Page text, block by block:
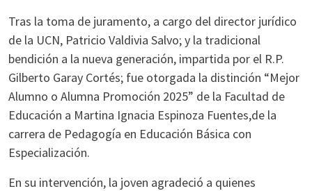
Tras la toma de juramento, a cargo del director jurídico
de la UCN, Patricio Valdivia Salvo; y la tradicional
bendición a la nueva generación, impartida por el R.P.
Gilberto Garay Cortés; fue otorgada la distinción “Mejor
Alumno o Alumna Promoción 2025” de la Facultad de
Educación a Martina Ignacia Espinoza Fuentes,de la
carrera de Pedagogía en Educación Básica con
Especialización.
En su intervención, la joven agradeció a quienes